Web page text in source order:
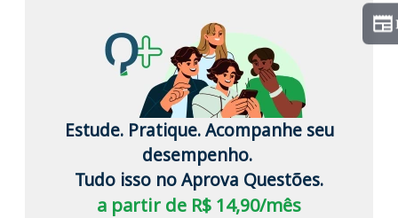
Estude. Pratique. Acompanhe seu
desempenho.
Tudo isso no Aprova Questões.
a partir de R$ 14,90/mês